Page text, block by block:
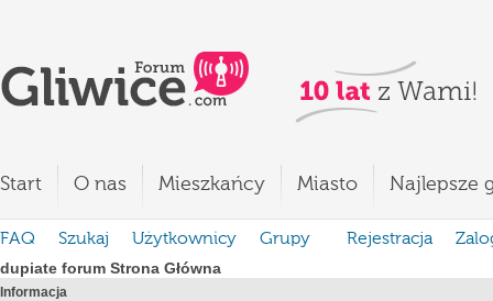
Start O nas Mieszkańcy Miasto Najlepsze
FAQ Szukaj Użytkownicy Grupy Rejestracja
dupiate forum Strona Główna
Informacja